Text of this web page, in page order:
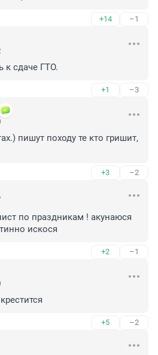
+14 –1
к сдаче ГТО.
+1 –3
пишут походу те кто гришит,
+3 –2
по праздникам ! акунаюся
искося
+2 –1
+5 –2